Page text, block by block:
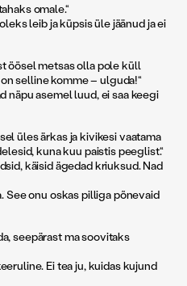
omale.“
leib ja küpsis üle jäänud ja ei
öösel metsas olla pole küll
selline komme – ulguda!“
näpu asemel luud, ei saa keegi
üles ärkas ja kivikesi vaatama
kuna kuu paistis peeglist.“
käisid ägedad kriuksud. Nad
See onu oskas pilliga põnevaid
seepärast ma soovitaks
Ei tea ju, kuidas kujund